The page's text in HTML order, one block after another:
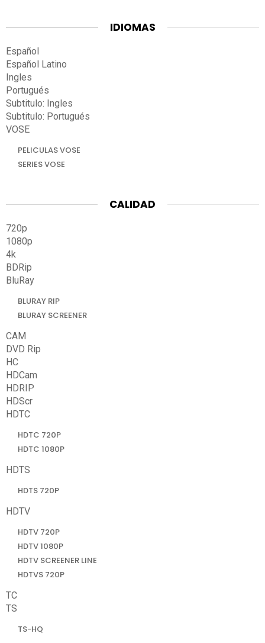
IDIOMAS
Español
Español Latino
Ingles
Portugués
Subtitulo: Ingles
Subtitulo: Portugués
VOSE
PELICULAS VOSE
SERIES VOSE
CALIDAD
720p
1080p
4k
BDRip
BluRay
BLURAY RIP
BLURAY SCREENER
CAM
DVD Rip
HC
HDCam
HDRIP
HDScr
HDTC
HDTC 720P
HDTC 1080P
HDTS
HDTS 720P
HDTV
HDTV 720P
HDTV 1080P
HDTV SCREENER LINE
HDTVS 720P
TC
TS
TS-HQ